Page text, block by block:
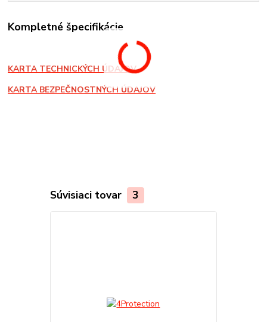
Kompletné špecifikácie
KARTA TECHNICKÝCH ÚDAJOV
KARTA BEZPEČNOSTNÝCH ÚDAJOV
Súvisiaci tovar 3